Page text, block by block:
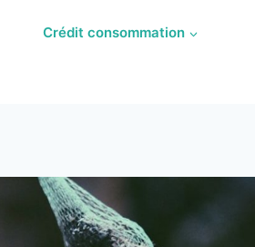
Crédit consommation